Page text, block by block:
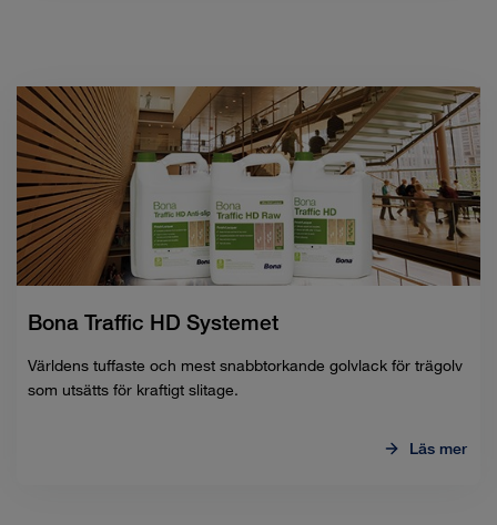
Bona Traffic HD Systemet
Världens tuffaste och mest snabbtorkande golvlack för trägolv
som utsätts för kraftigt slitage.
Läs mer